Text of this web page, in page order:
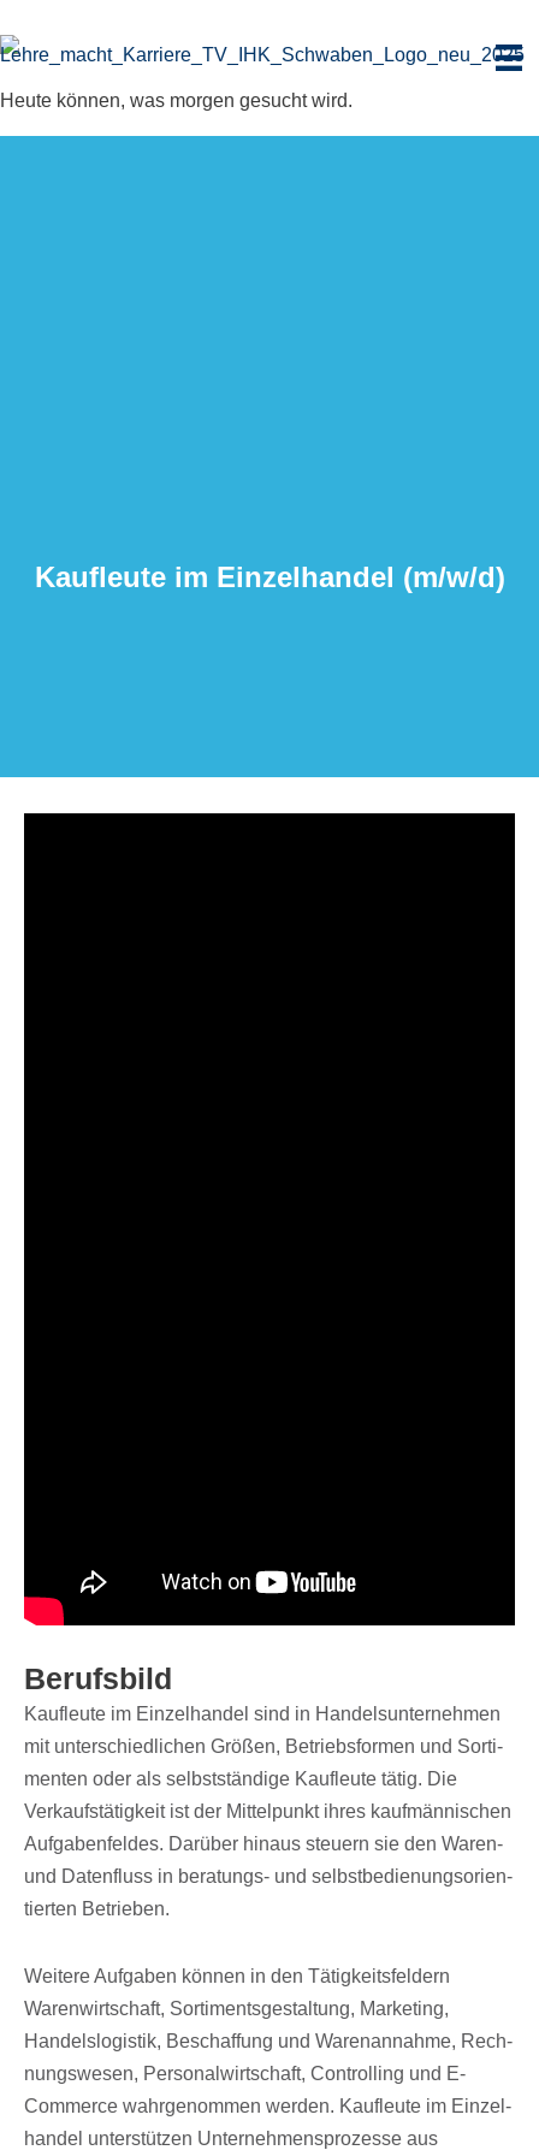
Inhalt
Heute können, was morgen gesucht wird.
Kauf­leute im Einzel­han­del (m/​w/​d)
Berufs­bild
Kauf­leute im Einzel­han­del sind in Handels­un­ter­neh­men
mit unter­schied­li­chen Größen, Betriebs­for­men und Sorti­
men­ten oder als selbst­stän­dige Kauf­leute tätig. Die
Verkaufs­tä­tig­keit ist der Mittel­punkt ihres kauf­män­ni­schen
Aufga­ben­fel­des. Darüber hinaus steu­ern sie den Waren-
und Daten­fluss in bera­tungs- und selbst­be­die­nungs­ori­en­
tier­ten Betrieben.
Weitere Aufga­ben können in den Tätig­keits­fel­dern
Waren­wirt­schaft, Sorti­ments­ge­stal­tung, Marke­ting,
Handels­lo­gis­tik, Beschaf­fung und Waren­an­nahme, Rech­
nungs­we­sen, Perso­nal­wirt­schaft, Control­ling und E-
Commerce wahr­ge­nom­men werden. Kauf­leute im Einzel­
han­del unter­stüt­zen Unter­neh­mens­pro­zesse aus